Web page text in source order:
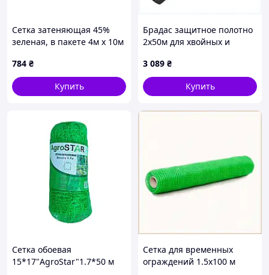
Сетка затеняющая 45%
зеленая, в пакете 4м х 10м
784 ₴
Купить
Брадас защитное полотно
2х50м для хвойных и
3 089 ₴
Купить
Сетка обоевая
15*17"AgroStar"1.7*50 м
Сетка для временных
ограждений 1.5х100 м